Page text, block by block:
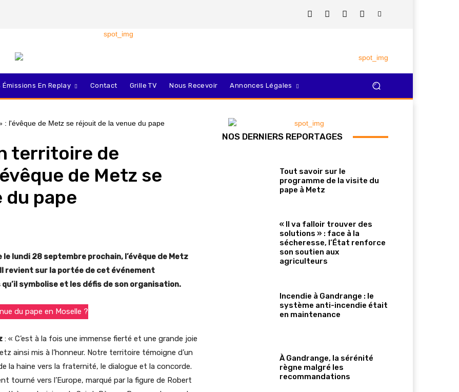
Émissions En Replay Contact Grille TV Nous Recevoir Annonces Légales
territoire de
de Metz se
du pape
le lundi 28 septembre prochain, l’évêque de Metz
revient sur la portée de cet événement
symbolise et les défis de son organisation.
du pape en Moselle ?
: « C’est à la fois une immense fierté et une grande joie
ainsi mis à l’honneur. Notre territoire témoigne d’un
la haine vers la fraternité, le dialogue et la concorde.
tourné vers l’Europe, marqué par la figure de Robert
NOS DERNIERS REPORTAGES
Tout savoir sur le
programme de la visite du
pape à Metz
« Il va falloir trouver des
solutions » : face à la
sécheresse, l’État renforce
son soutien aux
agriculteurs
Incendie à Gandrange : le
système anti-incendie était
en maintenance
À Gandrange, la sérénité
règne malgré les
recommandations